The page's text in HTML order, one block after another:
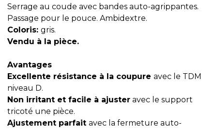
Serrage au coude avec bandes auto-agrippantes.
Passage pour le pouce. Ambidextre.
Coloris: gris.
Vendu à la pièce.
Avantages
Excellente résistance à la coupure avec le TDM
niveau D.
Non irritant et facile à ajuster avec le support
tricoté une pièce.
Ajustement parfait avec la fermeture auto-